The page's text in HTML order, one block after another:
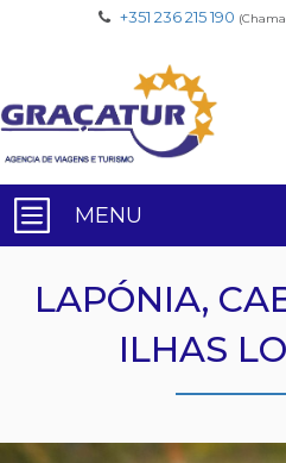
+351 236 215 190
MENU
LAPÓNIA,
ILHAS